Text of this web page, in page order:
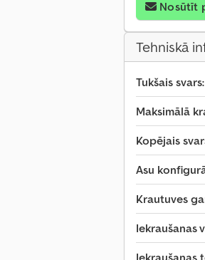
Nosūtīt
Tehniskā
Tukšais svars:
Maksimālā
Kopējais
Asu
Krautuves
Iekraušanas